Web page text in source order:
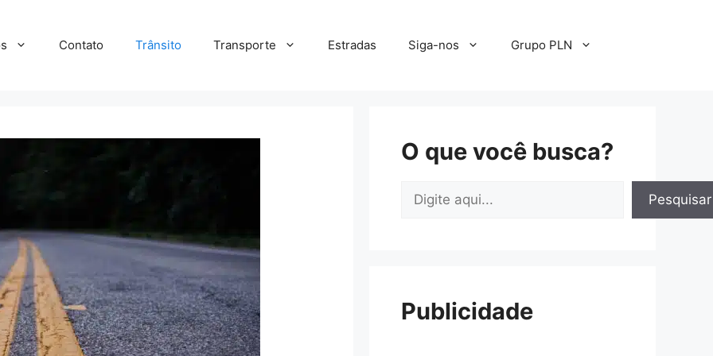
Contato Trânsito Transporte Estradas Siga-nos Grupo PLN
O que você busca?
Pesquisar
Pesquisar
Publicidade